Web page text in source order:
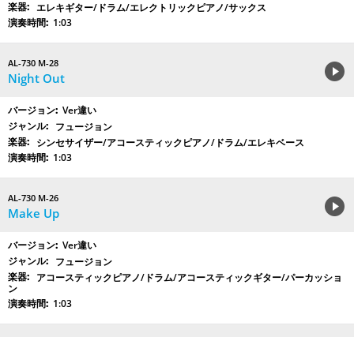
エレキギター/ドラム/エレクトリックピアノ/サックス
1:03
AL-730 M-28
Night Out
Ver違い
フュージョン
シンセサイザー/アコースティックピアノ/ドラム/エレキベース
1:03
AL-730 M-26
Make Up
Ver違い
フュージョン
アコースティックピアノ/ドラム/アコースティックギター/パーカッショ
ン
1:03